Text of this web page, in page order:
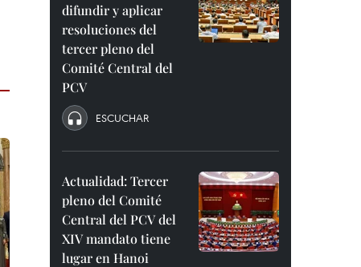
difundir y aplicar
resoluciones del
tercer pleno del
Comité Central del
PCV
ESCUCHAR
Actualidad: Tercer
pleno del Comité
Central del PCV del
XIV mandato tiene
lugar en Hanoi